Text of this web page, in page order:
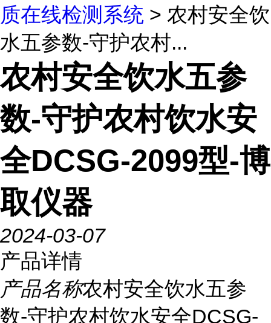
质在线检测系统 > 农村安全饮
水五参数-守护农村...
农村安全饮水五参
数-守护农村饮水安
全DCSG-2099型-博
取仪器
2024-03-07
产品详情
产品名称农村安全饮水五参
数-守护农村饮水安全DCSG-